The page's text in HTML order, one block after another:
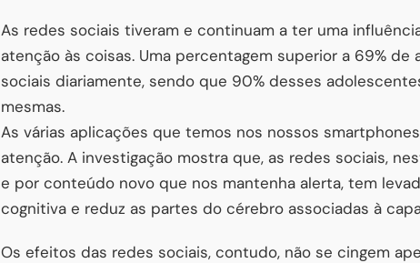
As redes sociais tiveram e continuam a ter uma
atenção às coisas. Uma percentagem superior a 69%
sociais diariamente, sendo que 90% desses
mesmas.
As várias aplicações que temos nos nossos
atenção. A investigação mostra que, as redes sociais,
e por conteúdo novo que nos mantenha alerta, tem
cognitiva e reduz as partes do cérebro associadas à
Os efeitos das redes sociais, contudo, não se cingem